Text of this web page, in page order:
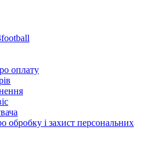
оплату
обробку і захист персональних